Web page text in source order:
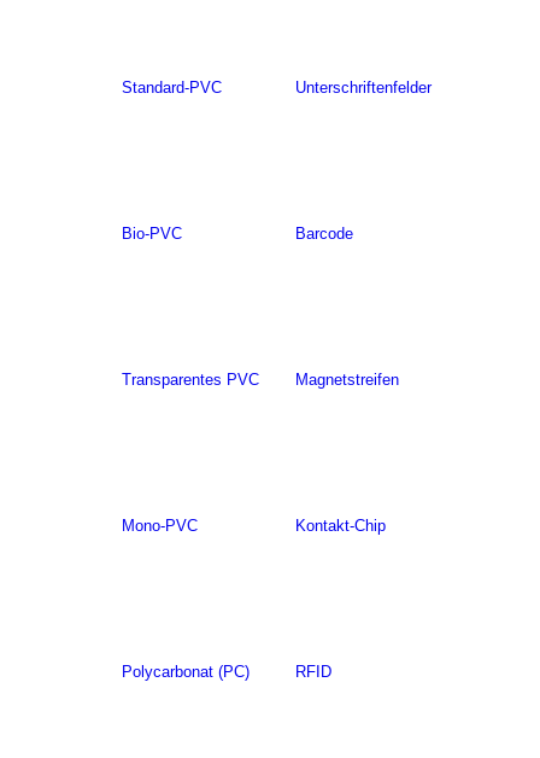
Standard-PVC
Bio-PVC
Transparentes PVC
Mono-PVC
Polycarbonat (PC)
Unterschriftenfelder
Barcode
Magnetstreifen
Kontakt-Chip
RFID